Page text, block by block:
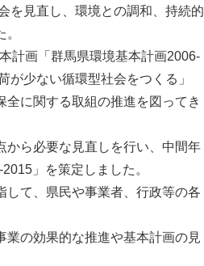
を見直し、環境との調和、持続的
計画「群馬県環境基本計画2006-
少ない循環型社会をつくる」
全に関する取組の推進を図ってき
ら必要な見直しを行い、中間年
」を策定しました。
て、県民や事業者、行政等の各
の効果的な推進や基本計画の見